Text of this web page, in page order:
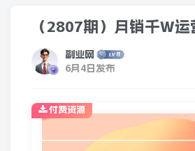
（2807期）月销千W
副业网
6月4日发布
付费资源